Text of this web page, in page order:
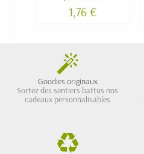
1,76 €
Goodies originaux
Sortez des sentiers battus nos
cadeaux personnalisables